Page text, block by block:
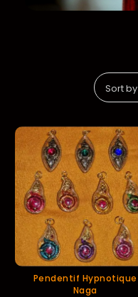
Pendentif Hypnotique
Naga